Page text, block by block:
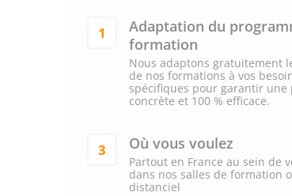
1
Adaptation du
formation
Nous adaptons gratuitement
de nos formations à vos
spécifiques pour garantir une
concrète et 100 % efficace.
3 Où vous voulez
Partout en France au sein de
dans nos salles de formation
distanciel